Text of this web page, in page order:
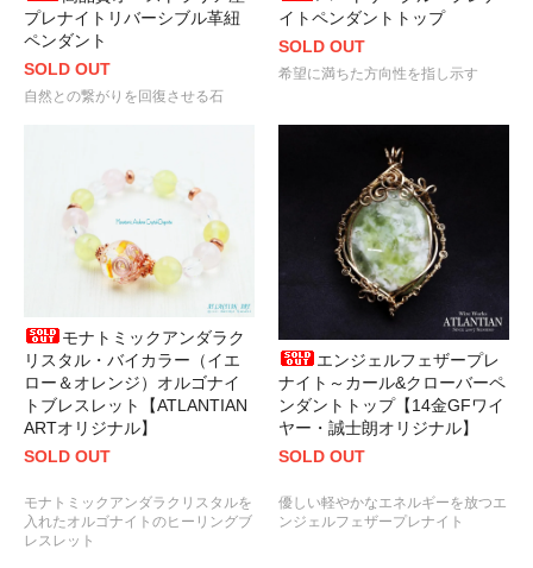
プレナイトリバーシブル革紐
ペンダント
SOLD OUT
自然との繋がりを回復させる石
イトペンダントトップ
SOLD OUT
希望に満ちた方向性を指し示す
モナトミックアンダラク
リスタル・バイカラー（イエ
ロー＆オレンジ）オルゴナイ
トブレスレット【ATLANTIAN
ARTオリジナル】
SOLD OUT
モナトミックアンダラクリスタルを
入れたオルゴナイトのヒーリングブ
レスレット
エンジェルフェザープレ
ナイト～カール&クローバーペ
ンダントトップ【14金GFワイ
ヤー・誠士朗オリジナル】
SOLD OUT
優しい軽やかなエネルギーを放つエ
ンジェルフェザープレナイト